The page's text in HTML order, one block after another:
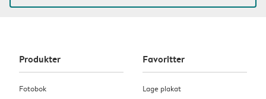
Produkter
Fotobok
Favoritter
Lage plakat